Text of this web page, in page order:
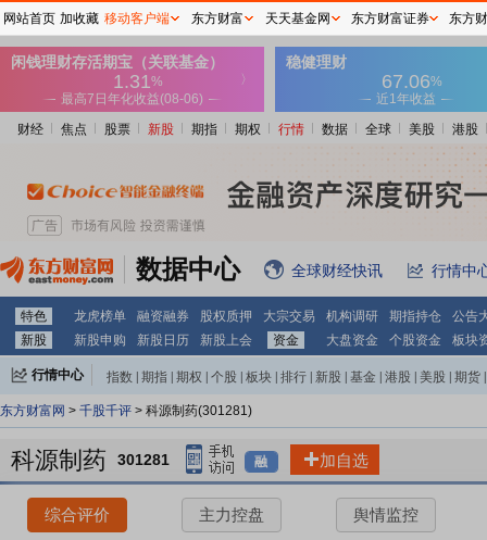
财经 焦点 股票 新股 期指 期权 行情 数据 全球 美股 港股
数据中心 全球财经快讯 行情中
特色 龙虎榜单 融资融券 股权质押 大宗交易 机构调研 期指持仓
公告
新股
新股申购 新股日历 新股上会 资金 大盘资金 个股资金 板块
行情中心 指数 期指 期权 个股 板块 排行 新股 基金 港股 美股 期货
东方财富网 > 千股千评 > 科源制药(301281)
科源制药 301281 融 加自选
综合评价 主力控盘 舆情监控
网站首页 加收藏 移动客户端 东方财富 天天基金网 东方财富证券 东方